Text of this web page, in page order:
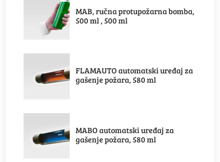
MAB, ručna protupožarna bomba,
500 ml , 500 ml
FLAMAUTO automatski uređaj za
gašenje požara, 580 ml
MABO automatski uređaj za
gašenje požara, 580 ml